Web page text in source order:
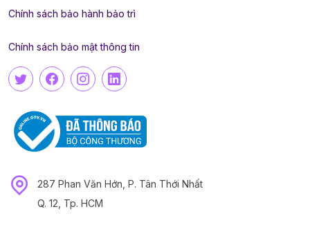
Chính sách bảo hành bảo trì
Chính sách bảo mật thông tin
287 Phan Văn Hớn, P. Tân Thới Nhất
Q. 12, Tp. HCM